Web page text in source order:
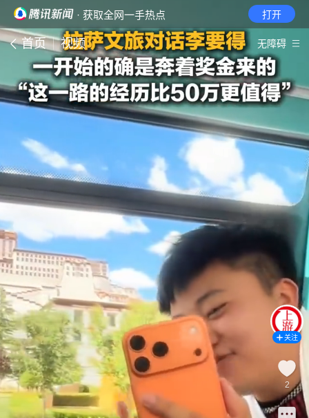
· 获取全网一手热点 打开
首页 视频 无障碍
关注
2